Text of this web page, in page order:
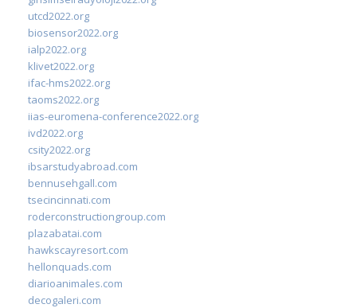
utcd2022.org
biosensor2022.org
ialp2022.org
klivet2022.org
ifac-hms2022.org
taoms2022.org
iias-euromena-conference2022.org
ivd2022.org
csity2022.org
ibsarstudyabroad.com
bennusehgall.com
tsecincinnati.com
roderconstructiongroup.com
plazabatai.com
hawkscayresort.com
hellonquads.com
diarioanimales.com
decogaleri.com